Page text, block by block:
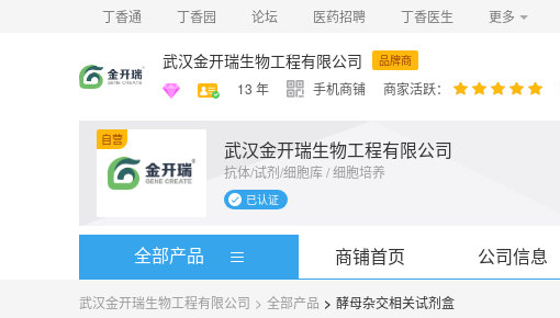
丁香通 丁香园 论坛 医药招聘 丁香医生 更多
武汉金开瑞生物工程有限公司 品牌商
13 年 手机商铺 商家活跃：
自营 武汉金开瑞生物工程有限公司
抗体/试剂/细胞库 / 细胞培养
已认证
全部产品 商铺首页 公司信息
武汉金开瑞生物工程有限公司 > 全部产品 > 酵母杂交相关试剂盒